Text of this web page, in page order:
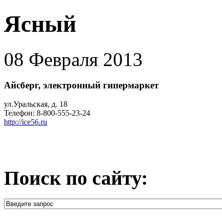
Ясный
08 Февраля 2013
Айсберг, электронный гипермаркет
ул.Уральская, д. 18
Телефон: 8-800-555-23-24
http://ice56.ru
Поиск по сайту: